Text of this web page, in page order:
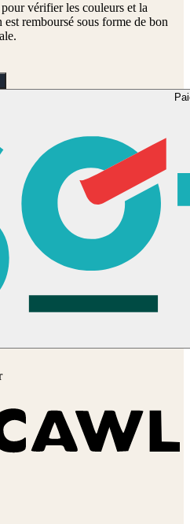
vérifier les couleurs et la
remboursé sous forme de bon